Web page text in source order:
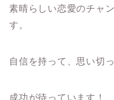
素晴らしい恋愛のチャ
す。
自信を持って、思い切
成功が待っています！